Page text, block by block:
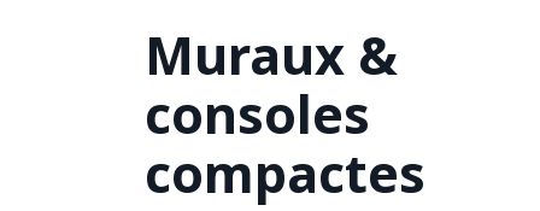
Muraux &
consoles
compactes